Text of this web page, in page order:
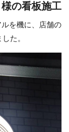
の看板施工
を機に、店舗の
た。